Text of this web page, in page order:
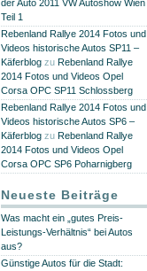
der Auto 2011 VW Autoshow Wien
Teil 1
Rebenland Rallye 2014 Fotos und
Videos historische Autos SP11 –
Käferblog zu Rebenland Rallye
2014 Fotos und Videos Opel
Corsa OPC SP11 Schlossberg
Rebenland Rallye 2014 Fotos und
Videos historische Autos SP6 –
Käferblog zu Rebenland Rallye
2014 Fotos und Videos Opel
Corsa OPC SP6 Poharnigberg
Neueste Beiträge
Was macht ein „gutes Preis-
Leistungs-Verhältnis“ bei Autos
aus?
Günstige Autos für die Stadt: